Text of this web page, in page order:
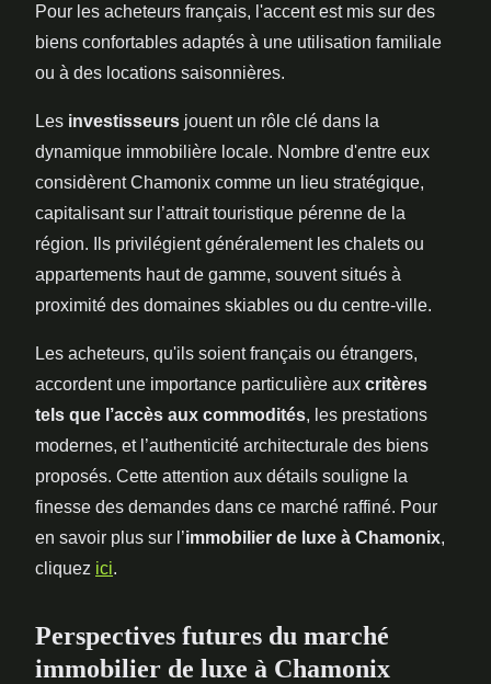
Pour les acheteurs français, l'accent est mis sur des
biens confortables adaptés à une utilisation familiale
ou à des locations saisonnières.
Les investisseurs jouent un rôle clé dans la
dynamique immobilière locale. Nombre d'entre eux
considèrent Chamonix comme un lieu stratégique,
capitalisant sur l’attrait touristique pérenne de la
région. Ils privilégient généralement les chalets ou
appartements haut de gamme, souvent situés à
proximité des domaines skiables ou du centre-ville.
Les acheteurs, qu'ils soient français ou étrangers,
accordent une importance particulière aux critères
tels que l’accès aux commodités, les prestations
modernes, et l’authenticité architecturale des biens
proposés. Cette attention aux détails souligne la
finesse des demandes dans ce marché raffiné. Pour
en savoir plus sur l’immobilier de luxe à Chamonix,
cliquez ici.
Perspectives futures du marché
immobilier de luxe à Chamonix